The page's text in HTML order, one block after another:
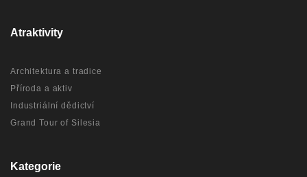
Atraktivity
Architektura a tradice
Příroda a aktiv
Industriální dědictví
Grand Tour of Silesia
Kategorie